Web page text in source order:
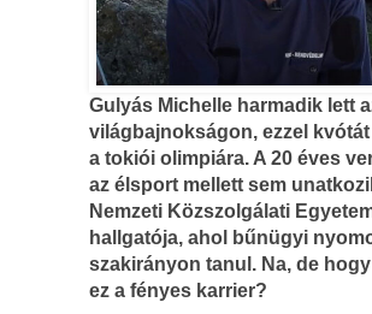
Gulyás Michelle harmadik lett
világbajnokságon, ezzel
a tokiói olimpiára. A 20 éves
az élsport mellett sem
Nemzeti Közszolgálati
hallgatója, ahol bűnügyi
szakirányon tanul. Na, de
ez a fényes karrier?